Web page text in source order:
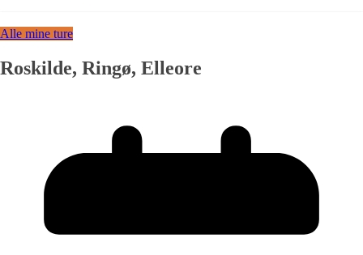
Alle mine ture
Roskilde, Ringø, Elleore